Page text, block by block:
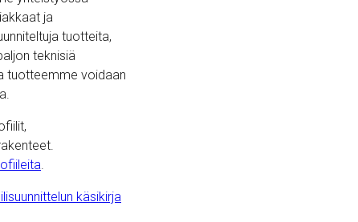
ja
tuotteita,
teknisiä
tuotteemme voidaan
.
käsikirja